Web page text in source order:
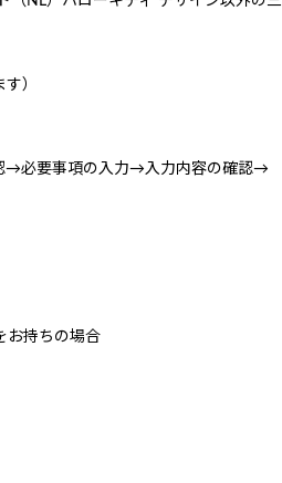
）
→必要事項の入力→入力内容の確認→
お持ちの場合